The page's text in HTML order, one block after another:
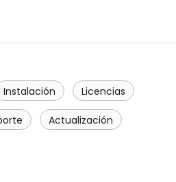
Instalación Licencias
Actualización